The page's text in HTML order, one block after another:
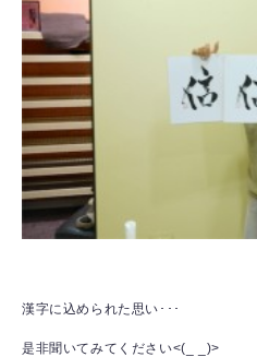
漢字に込められた思い･･･
是非聞いてみてください<(_ _)>